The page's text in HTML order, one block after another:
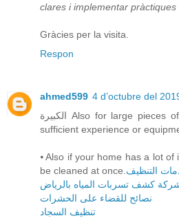
clares i implementar
Gràcies per la visita.
Respon
ahmed599 4 d’octubre del
الكبيرة Also for large pieces of furniture that do not have
sufficient experience or
⦁ Also if your home has a lot
be cleaned at once. التنظيف
كشف تسربات المياه بالرياض
نصائح للقضاء على الحشرات
تنظيف السجاد